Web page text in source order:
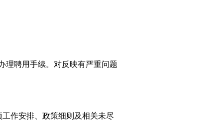
理聘用手续。对反映有严重问题
工作安排、政策细则及相关未尽